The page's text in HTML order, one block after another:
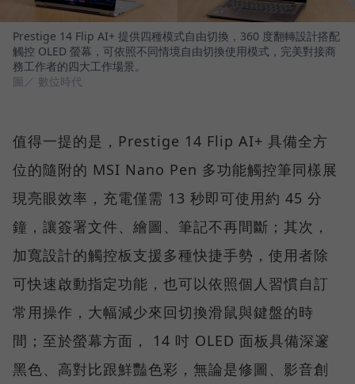
Prestige 14 Flip AI+ 提供四種模式自由切換，360 度翻轉設計搭配
觸控 OLED 螢幕，可依照不同情境自由切換使用模式，完美對接商
務工作者的四大工作場景。
圖／ 數位時代
值得一提的是，Prestige 14 Flip AI+ 具備全方
位的隨附的 MSI Nano Pen 多功能觸控筆同樣展
現亮眼效率，充電僅需 13 秒即可使用約 45 分
鐘，讓簽署文件、繪圖、筆記不再間斷；其次，
加寬設計的觸控板支援多種快捷手勢，使用者除
可快速啟動指定功能，也可以依照個人習慣自訂
常用操作，大幅減少來回切換滑鼠與鍵盤的時
間；至於螢幕方面， 14 吋 OLED 面板具備深邃
黑色、高對比跟鮮豔色彩，無論是修圖、影音創